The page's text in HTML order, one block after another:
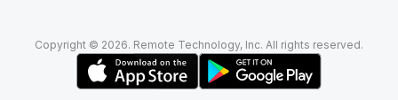
Copyright © 2026. Remote Technology, Inc. All rights reserved.